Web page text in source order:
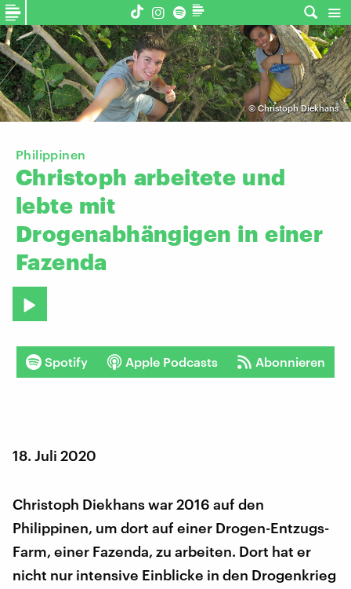
©Christoph Diekhans
Philippinen
Christoph arbeitete und
lebte mit
Drogenabhängigen in einer
Fazenda
Spotify Apple Podcasts Abonnieren
18. Juli 2020
Christoph Diekhans war 2016 auf den
Philippinen, um dort auf einer Drogen-Entzugs-
Farm, einer Fazenda, zu arbeiten. Dort hat er
nicht nur intensive Einblicke in den Drogenkrieg